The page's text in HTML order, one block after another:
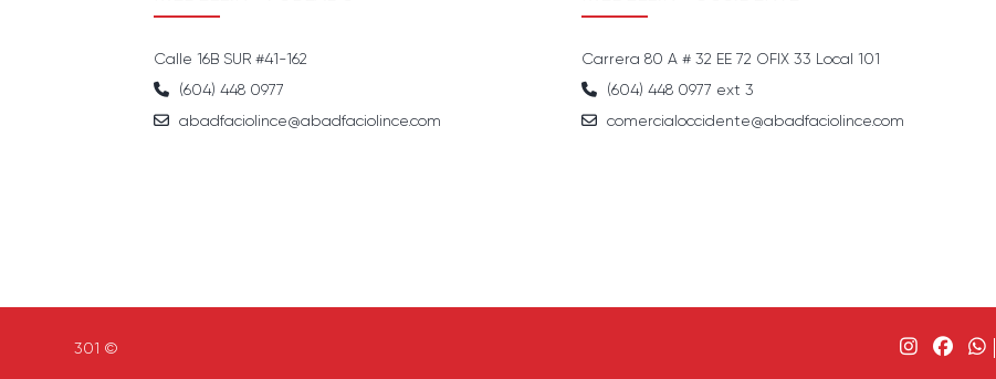
Calle 16B SUR #41-162
(604) 448 0977
abadfaciolince@abadfaciolince.com
Carrera 80 A # 32 EE 72 OFIX 33 Local 101
(604) 448 0977 ext 3
comercialoccidente@abadfaciolince.com
301 ©